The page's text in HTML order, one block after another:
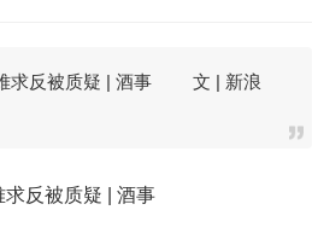
求反被质疑 | 酒事 文 | 新浪
求反被质疑 | 酒事